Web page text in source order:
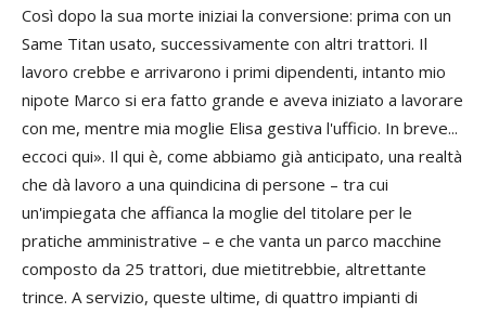
Così dopo la sua morte iniziai la conversione: prima con un
Same Titan usato, successivamente con altri trattori. Il
lavoro crebbe e arrivarono i primi dipendenti, intanto mio
nipote Marco si era fatto grande e aveva iniziato a lavorare
con me, mentre mia moglie Elisa gestiva l'ufficio. In breve...
eccoci qui». Il qui è, come abbiamo già anticipato, una realtà
che dà lavoro a una quindicina di persone – tra cui
un'impiegata che affianca la moglie del titolare per le
pratiche amministrative – e che vanta un parco macchine
composto da 25 trattori, due mietitrebbie, altrettante
trince. A servizio, queste ultime, di quattro impianti di